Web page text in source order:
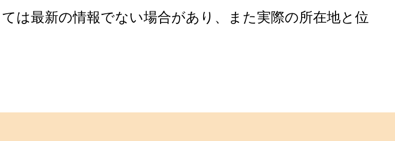
は最新の情報でない場合があり、また実際の所在地と位